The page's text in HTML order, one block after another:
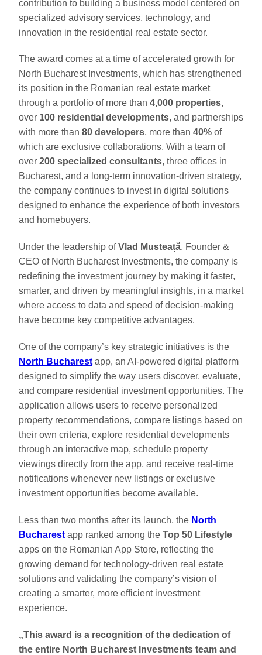
contribution to building a business model centered on
specialized advisory services, technology, and
innovation in the residential real estate sector.
The award comes at a time of accelerated growth for
North Bucharest Investments, which has strengthened
its position in the Romanian real estate market
through a portfolio of more than 4,000 properties,
over 100 residential developments, and partnerships
with more than 80 developers, more than 40% of
which are exclusive collaborations. With a team of
over 200 specialized consultants, three offices in
Bucharest, and a long-term innovation-driven strategy,
the company continues to invest in digital solutions
designed to enhance the experience of both investors
and homebuyers.
Under the leadership ofVlad Musteață, Founder &
CEO of North Bucharest Investments, the company is
redefining the investment journey by making it faster,
smarter, and driven by meaningful insights, in a market
where access to data and speed of decision-making
have become key competitive advantages.
One of the company’s key strategic initiatives is the
North Bucharest app, an AI-powered digital platform
designed to simplify the way users discover, evaluate,
and compare residential investment opportunities. The
application allows users to receive personalized
property recommendations, compare listings based on
their own criteria, explore residential developments
through an interactive map, schedule property
viewings directly from the app, and receive real-time
notifications whenever new listings or exclusive
investment opportunities become available.
Less than two months after its launch, the North
Bucharest app ranked among the Top 50 Lifestyle
apps on the Romanian App Store, reflecting the
growing demand for technology-driven real estate
solutions and validating the company’s vision of
creating a smarter, more efficient investment
experience.
„This award is a recognition of the dedication of
the entire North Bucharest Investments team and